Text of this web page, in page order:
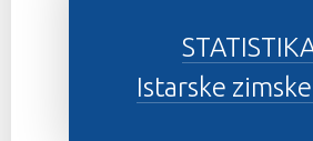
Istarske